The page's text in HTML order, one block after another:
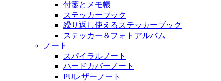
付箋とメモ帳
ステッカーブック
繰り返し使えるステッカーブック
ステッカー＆フォトアルバム
ノート
スパイラルノート
ハードカバーノート
PUレザーノート